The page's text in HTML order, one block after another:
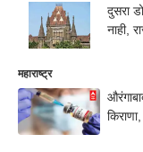
दुसरा
नाही,
महाराष्ट्र